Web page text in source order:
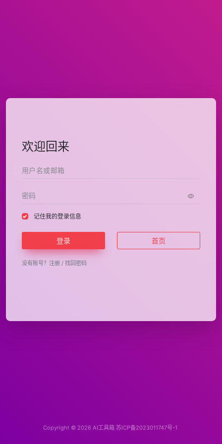
欢迎回来
记住我的登录信息
登录 首页
没有账号？ 注册 / 找回密码
Copyright © 2026 AI工具箱 苏ICP备2023011747号-1